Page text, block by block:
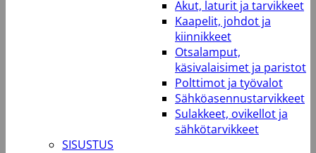
Akut, laturit ja tarvikkeet
Kaapelit, johdot ja
kiinnikkeet
Otsalamput,
käsivalaisimet ja paristot
Polttimot ja työvalot
Sähköasennustarvikkeet
Sulakkeet, ovikellot ja
sähkötarvikkeet
SISUSTUS